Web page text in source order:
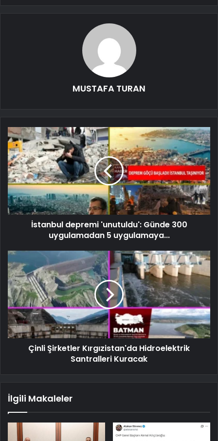
MUSTAFA TURAN
İstanbul depremi 'unutuldu': Günde 300
uygulamadan 5 uygulamaya...
Çinli Şirketler Kırgızistan'da Hidroelektrik
Santralleri Kuracak
İlgili Makaleler